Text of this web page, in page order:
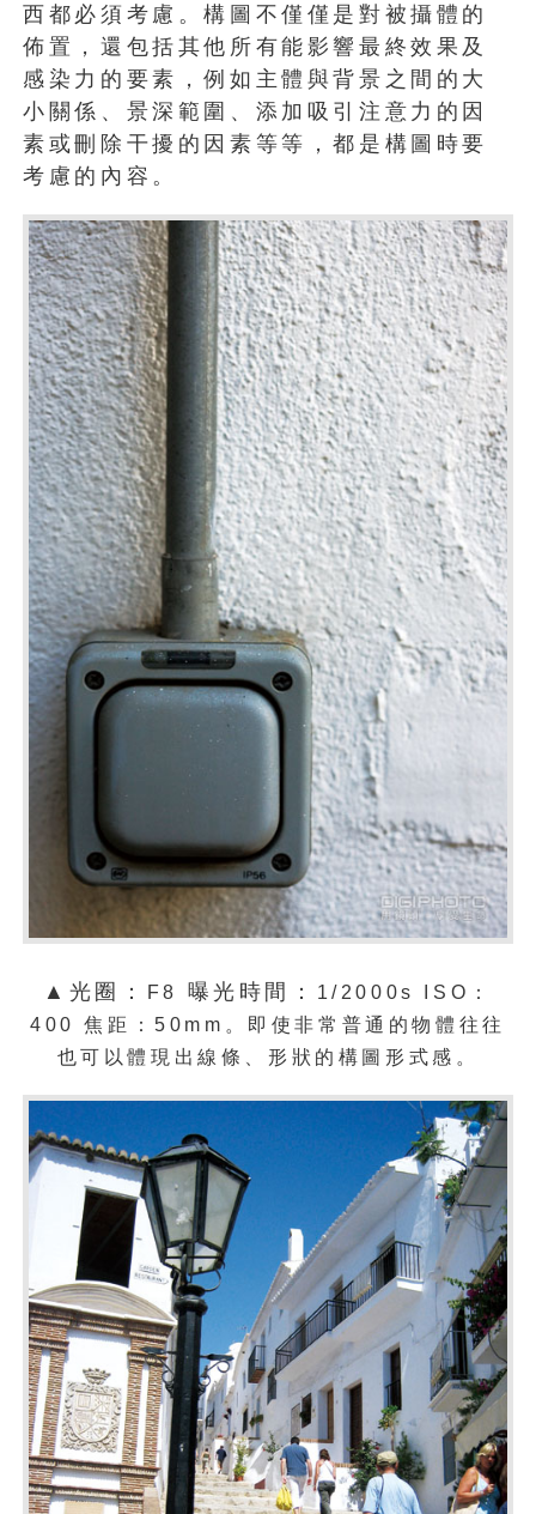
西都必須考慮。構圖不僅僅是對被攝體的
佈置，還包括其他所有能影響最終效果及
感染力的要素，例如主體與背景之間的大
小關係、景深範圍、添加吸引注意力的因
素或刪除干擾的因素等等，都是構圖時要
考慮的內容。
▲光圈： F8 曝光時間： 1/2000s
ISO：
400焦距：50mm。
即使非常普通的物體往往
也可以體現出線條、形狀的構圖形式感。